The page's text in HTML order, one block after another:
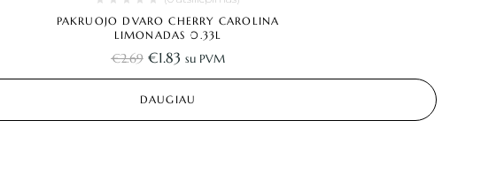
PAKRUOJO DVARO CHERRY CAROLINA
LIMONADAS 0.33L
€2.69 €1.83 su PVM
DAUGIAU